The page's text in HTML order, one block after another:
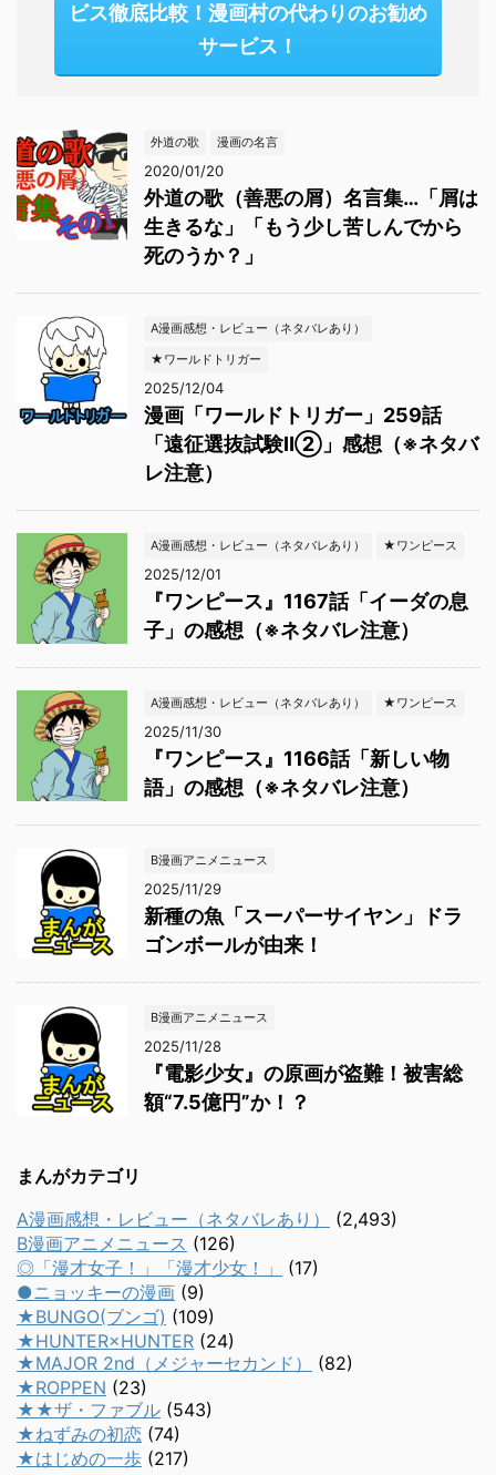
ビス徹底比較！漫画村の代わりのお勧め
サービス！
外道の歌 漫画の名言
2020/01/20
外道の歌（善悪の屑）名言集…「屑は
生きるな」「もう少し苦しんでから
死のうか？」
A漫画感想・レビュー（ネタバレあり）
★ワールドトリガー
2025/12/04
漫画「ワールドトリガー」259話
「遠征選抜試験Ⅱ②」感想（※ネタバ
レ注意）
A漫画感想・レビュー（ネタバレあり） ★ワンピース
2025/12/01
『ワンピース』1167話「イーダの息
子」の感想（※ネタバレ注意）
A漫画感想・レビュー（ネタバレあり） ★ワンピース
2025/11/30
『ワンピース』1166話「新しい物
語」の感想（※ネタバレ注意）
B漫画アニメニュース
2025/11/29
新種の魚「スーパーサイヤン」ドラ
ゴンボールが由来！
B漫画アニメニュース
2025/11/28
『電影少女』の原画が盗難！被害総
額“7.5億円”か！？
まんがカテゴリ
A漫画感想・レビュー（ネタバレあり）
(2,493)
B漫画アニメニュース (126)
◎「漫才女子！」「漫才少女！」
(17)
●ニョッキーの漫画 (9)
★BUNGO(ブンゴ) (109)
★HUNTER×HUNTER (24)
★MAJOR 2nd（メジャーセカンド）
(82)
★ROPPEN (23)
★★ザ・ファブル (543)
★ねずみの初恋 (74)
★はじめの一歩 (217)